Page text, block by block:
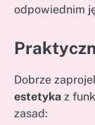
odpowiednim
Dobrze
estetyka z
zasad: